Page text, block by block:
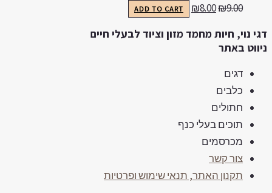
₪9.00
₪8.00
ADD TO CART
נוי, חיות מחמד מזון וציוד לבעלי חיים
באתר
דגים
כלבים
חתולים
תוכים בעלי כנף
מכרסמים
צור קשר
תקנון האתר, תנאי שימוש ופרטיות